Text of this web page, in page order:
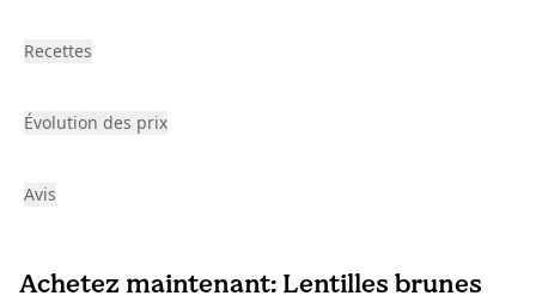
Recettes
Évolution des prix
Avis
Achetez maintenant: Lentilles brunes